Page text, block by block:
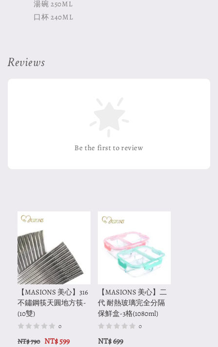
湯碗 250ML
口杯 240ML
Reviews
Be the first to review
【MASIONS 美心】316
不鏽鋼筷天圓地方筷-
(10雙)
0
NT$ 790 NT$ 599
【MASIONS 美心】二
代 耐熱玻璃完全分隔
保鮮盒-3格(1080ml)
0
NT$ 699